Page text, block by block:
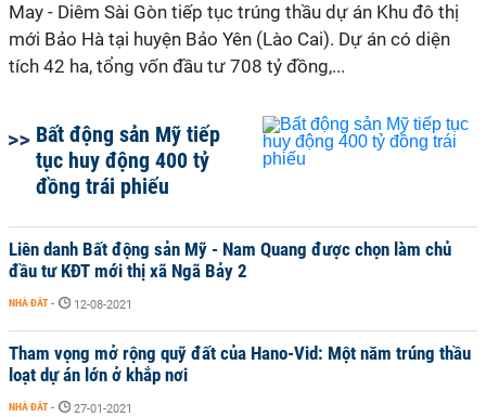
May - Diêm Sài Gòn tiếp tục trúng thầu dự án Khu đô thị
mới Bảo Hà tại huyện Bảo Yên (Lào Cai). Dự án có diện
tích 42 ha, tổng vốn đầu tư 708 tỷ đồng,...
Bất động sản Mỹ tiếp
tục huy động 400 tỷ
đồng trái phiếu
Liên danh Bất động sản Mỹ - Nam Quang được chọn làm chủ
đầu tư KĐT mới thị xã Ngã Bảy 2
NHÀ ĐẤT - 12-08-2021
Tham vọng mở rộng quỹ đất của Hano-Vid: Một năm trúng thầu
loạt dự án lớn ở khắp nơi
NHÀ ĐẤT - 27-01-2021